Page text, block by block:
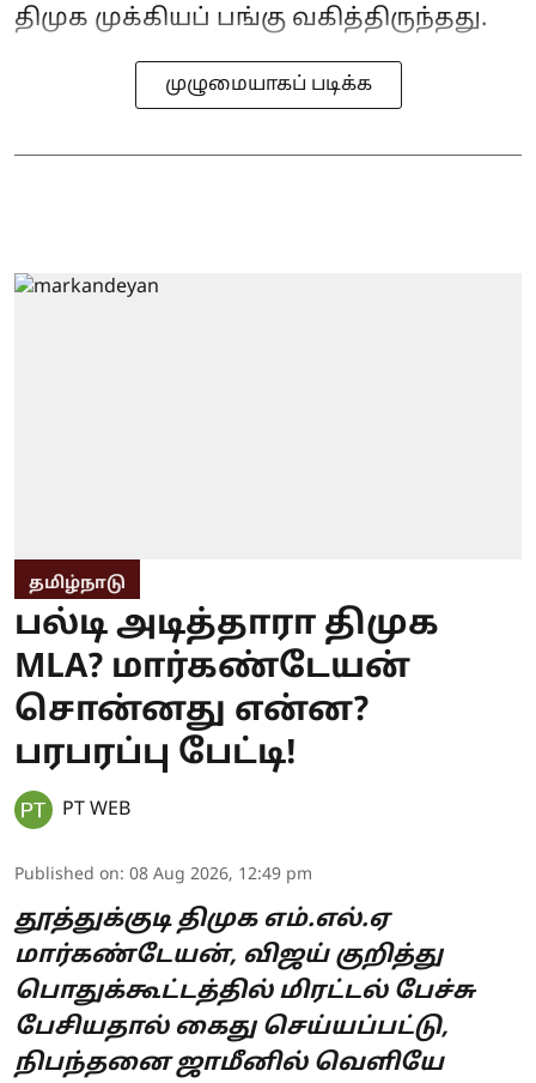
திமுக முக்கியப் பங்கு வகித்திருந்தது.
முழுமையாகப் படிக்க
தமிழ்நாடு
பல்டி அடித்தாரா திமுக
MLA? மார்கண்டேயன்
சொன்னது என்ன?
பரபரப்பு பேட்டி!
PT WEB
Published on: 08 Aug 2026, 12:49 pm
தூத்துக்குடி திமுக எம்.எல்.ஏ
மார்கண்டேயன், விஜய் குறித்து
பொதுக்கூட்டத்தில் மிரட்டல் பேச்சு
பேசியதால் கைது செய்யப்பட்டு,
நிபந்தனை ஜாமீனில் வெளியே